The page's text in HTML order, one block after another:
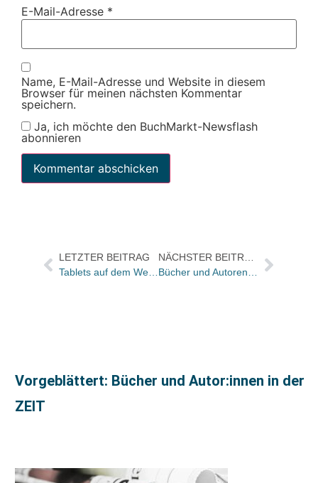
E-Mail-Adresse *
Name, E-Mail-Adresse und Website in diesem
Browser für meinen nächsten Kommentar
speichern.
Ja, ich möchte den BuchMarkt-Newsflash
abonnieren
LETZTER BEITRAG
Tablets auf dem Weg zum Massenmarkt?
NÄCHSTER BEITRAG
Bücher und Autoren heute in den Feuilletons – und heute startet Herles im ZDF seine Büchersendung: 23.00 Uhr
Vorgeblättert: Bücher und Autor:innen in der
ZEIT